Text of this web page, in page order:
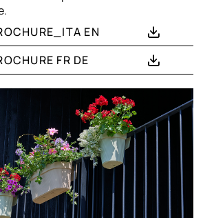
EN
FR DE